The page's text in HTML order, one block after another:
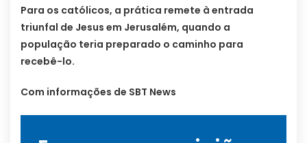
Para os católicos, a prática remete à entrada
triunfal de Jesus em Jerusalém, quando a
população teria preparado o caminho para
recebê-lo.
Com informações de SBT News